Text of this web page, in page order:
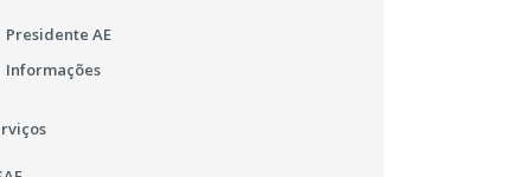
Presidente AE
Informações